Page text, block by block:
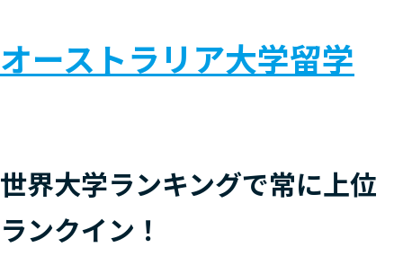
オーストラリア大学留学
世界大学ランキングで常に上位
ランクイン！